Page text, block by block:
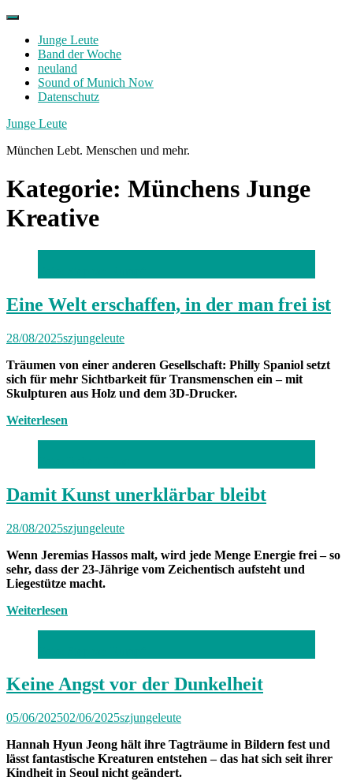
Skip
contentJunge Leute
Band der Woche
neuland
Sound of Munich Now
Datenschutz
Facebook
Twitter
Instagram
Junge Leute
München Lebt. Menschen und mehr.
Kategorie: Münchens Junge
Kreative
Eine Welt erschaffen, in der man frei ist
28/08/2025szjungeleute
Träumen von einer anderen Gesellschaft: Philly Spaniol setzt
sich für mehr Sichtbarkeit für Transmenschen ein – mit
Skulpturen aus Holz und dem 3D-Drucker.
Weiterlesen
Damit Kunst unerklärbar bleibt
28/08/2025szjungeleute
Wenn Jeremias Hassos malt, wird jede Menge Energie frei – so
sehr, dass der 23-Jährige vom Zeichentisch aufsteht und
Liegestütze macht.
Weiterlesen
Keine Angst vor der Dunkelheit
05/06/202502/06/2025szjungeleute
Hannah Hyun Jeong hält ihre Tagträume in Bildern fest und
lässt fantastische Kreaturen entstehen – das hat sich seit ihrer
Kindheit in Seoul nicht geändert.